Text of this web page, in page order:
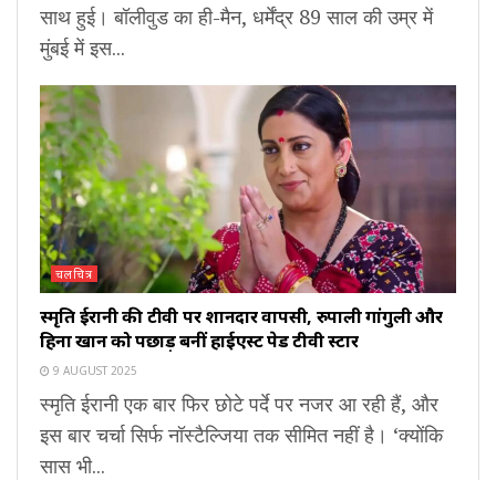
साथ हुई। बॉलीवुड का ही-मैन, धर्मेंद्र 89 साल की उम्र में
मुंबई में इस...
चलचित्र
स्मृति ईरानी की टीवी पर शानदार वापसी, रुपाली गांगुली और
हिना खान को पछाड़ बनीं हाईएस्ट पेड टीवी स्टार
9 AUGUST 2025
स्मृति ईरानी एक बार फिर छोटे पर्दे पर नजर आ रही हैं, और
इस बार चर्चा सिर्फ नॉस्टैल्जिया तक सीमित नहीं है। ‘क्योंकि
सास भी...